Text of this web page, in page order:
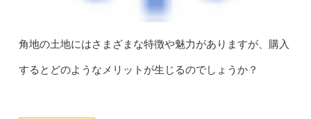
角地の土地にはさまざまな特徴や魅力がありますが、購入
するとどのようなメリットが生じるのでしょうか？